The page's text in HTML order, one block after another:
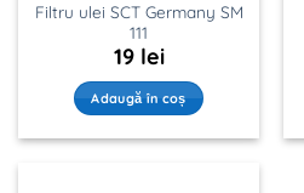
Filtru ulei SCT Germany SM
111
19 lei
Adaugă în coș